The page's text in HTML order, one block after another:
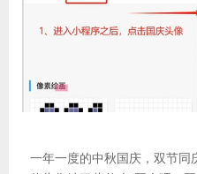
编辑软件、在线去水印工具
法或手动调整，自动或手动
一、现在自媒体现状在现代
播的重要方式。短视频的流
断涌现。然而，
阅
2025中秋国庆头像